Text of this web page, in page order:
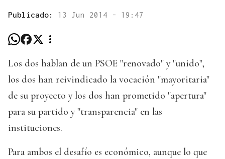
Publicado: 13 Jun 2014 - 19:47
Los dos hablan de un PSOE "renovado" y "unido",
los dos han reivindicado la vocación "mayoritaria"
de su proyecto y los dos han prometido "apertura"
para su partido y "transparencia" en las
instituciones.
Para ambos el desafío es económico, aunque lo que